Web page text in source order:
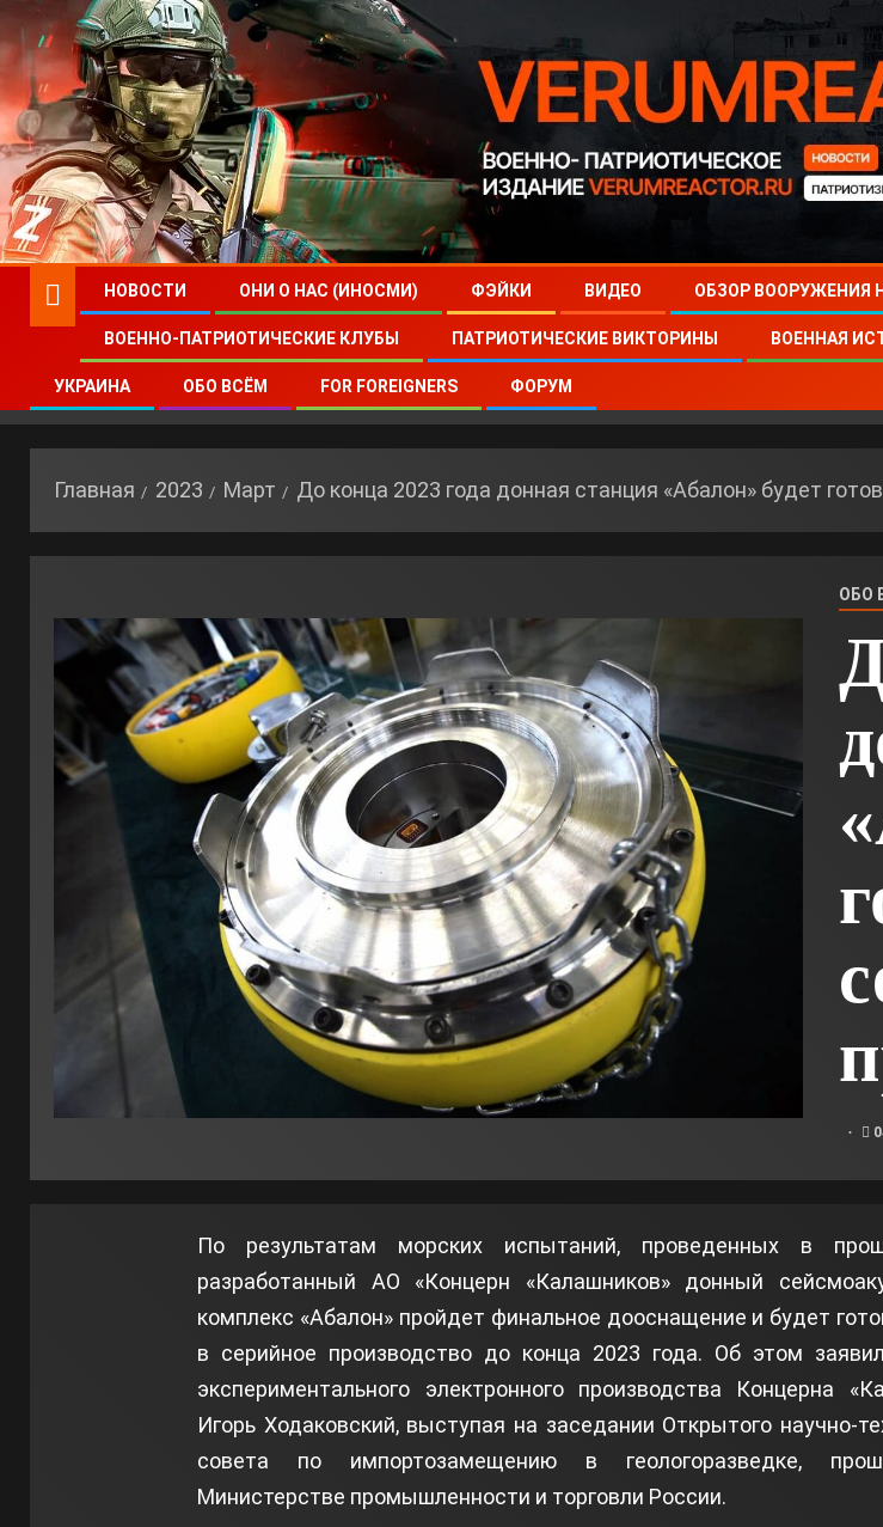
НОВОСТИ ОНИ О НАС (ИНОСМИ) ФЭЙКИ ВИДЕО ОБЗОР ВООРУЖЕНИЯ
ВОЕННО-ПАТРИОТИЧЕСКИЕ КЛУБЫ ПАТРИОТИЧЕСКИЕ ВИКТОРИНЫ ВОЕННАЯ
УКРАИНА ОБО ВСЁМ FOR FOREIGNERS ФОРУМ
Главная 2023 Март До конца 2023 года донная станция «Абалон» будет
ОБО
По результатам морских испытаний, проведенных в
разработанный АО «Концерн «Калашников» донный
комплекс «Абалон» пройдет финальное дооснащение и будет
в серийное производство до конца 2023 года. Об этом
экспериментального электронного производства Концерна
Игорь Ходаковский, выступая на заседании Открытого научно-
совета по импортозамещению в геологоразведке,
Министерстве промышленности и торговли России.